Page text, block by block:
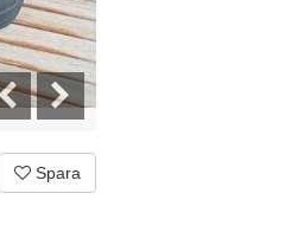
Spara